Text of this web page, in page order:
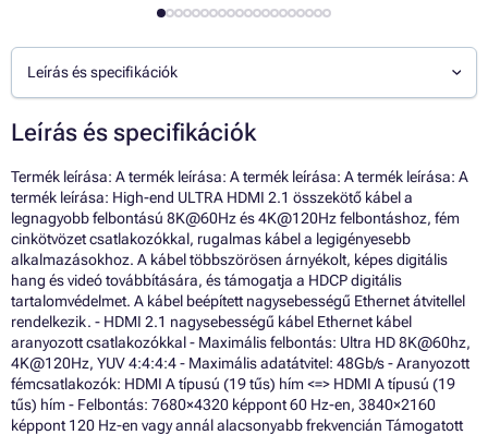
Leírás és specifikációk
Leírás és specifikációk
Termék leírása: A termék leírása: A termék leírása: A termék leírása: A
termék leírása: High-end ULTRA HDMI 2.1 összekötő kábel a
legnagyobb felbontású 8K@60Hz és 4K@120Hz felbontáshoz, fém
cinkötvözet csatlakozókkal, rugalmas kábel a legigényesebb
alkalmazásokhoz. A kábel többszörösen árnyékolt, képes digitális
hang és videó továbbítására, és támogatja a HDCP digitális
tartalomvédelmet. A kábel beépített nagysebességű Ethernet átvitellel
rendelkezik. - HDMI 2.1 nagysebességű kábel Ethernet kábel
aranyozott csatlakozókkal - Maximális felbontás: Ultra HD 8K@60hz,
4K@120Hz, YUV 4:4:4:4 - Maximális adatátvitel: 48Gb/s - Aranyozott
fémcsatlakozók: HDMI A típusú (19 tűs) hím <=> HDMI A típusú (19
tűs) hím - Felbontás: 7680×4320 képpont 60 Hz-en, 3840×2160
képpont 120 Hz-en vagy annál alacsonyabb frekvencián Támogatott